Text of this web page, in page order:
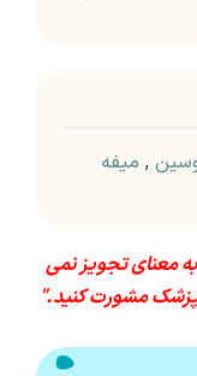
, میفه
معنای تجویز نمی
پزشک مشورت کنید."